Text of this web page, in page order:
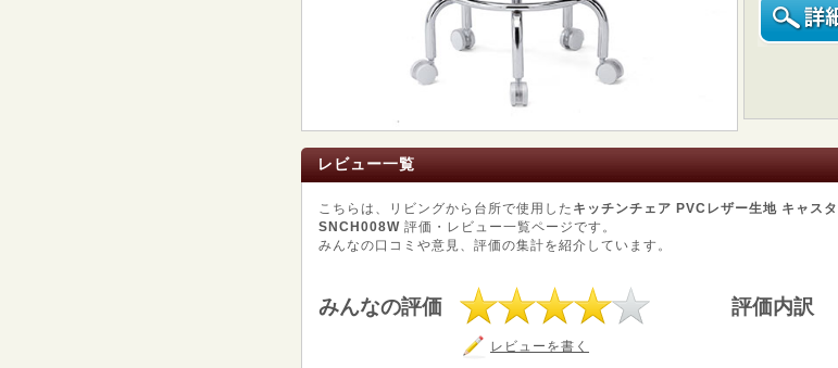
レビュー一覧
こちらは、リビングから台所で使用した キッチンチェア PVCレザー生地 キャス
SNCH008W 評価・レビュー一覧ページです。
みんなの口コミや意見、評価の集計を紹介しています。
みんなの評価
レビューを書く
評価内訳